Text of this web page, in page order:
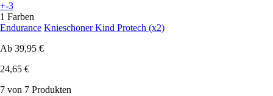
+-3
1 Farben
Endurance Knieschoner Kind Protech (x2)
Ab 39,95 €
24,65 €
7 von 7 Produkten